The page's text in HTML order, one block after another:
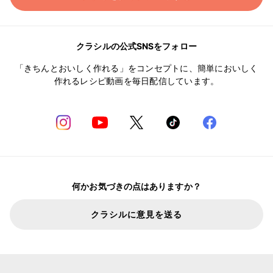
クラシルの公式SNSをフォロー
「きちんとおいしく作れる」をコンセプトに、簡単においしく
作れるレシピ動画を毎日配信しています。
何かお気づきの点はありますか？
クラシルに意見を送る